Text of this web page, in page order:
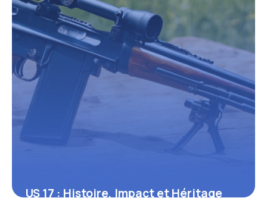
US 17 : Histoire, Impact et Héritage